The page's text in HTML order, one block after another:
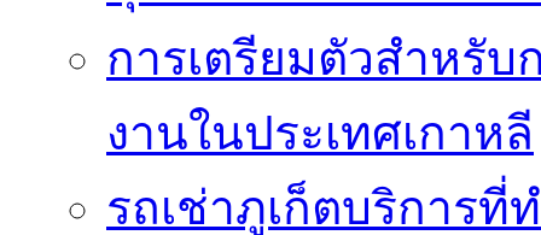
การเตรียมตัวสำหรับ
งานในประเทศเกาหลี
รถเช่าภูเก็ตบริการ